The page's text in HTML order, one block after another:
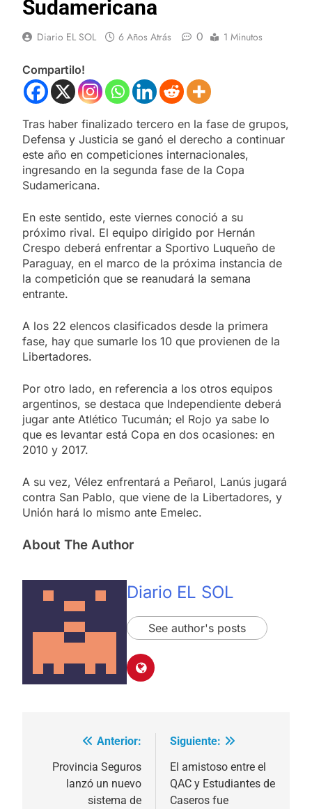
Sudamericana
Diario EL SOL 6 Años Atrás 0 1 Minutos
Compartilo!
Tras haber finalizado tercero en la fase de grupos,
Defensa y Justicia se ganó el derecho a continuar
este año en competiciones internacionales,
ingresando en la segunda fase de la Copa
Sudamericana.
En este sentido, este viernes conoció a su
próximo rival. El equipo dirigido por Hernán
Crespo deberá enfrentar a Sportivo Luqueño de
Paraguay, en el marco de la próxima instancia de
la competición que se reanudará la semana
entrante.
A los 22 elencos clasificados desde la primera
fase, hay que sumarle los 10 que provienen de la
Libertadores.
Por otro lado, en referencia a los otros equipos
argentinos, se destaca que Independiente deberá
jugar ante Atlético Tucumán; el Rojo ya sabe lo
que es levantar está Copa en dos ocasiones: en
2010 y 2017.
A su vez, Vélez enfrentará a Peñarol, Lanús jugará
contra San Pablo, que viene de la Libertadores, y
Unión hará lo mismo ante Emelec.
About The Author
Diario EL SOL
See author's posts
Navegación
de
entradas
Anterior:
Provincia Seguros
lanzó un nuevo
sistema de
Siguiente:
El amistoso entre el
QAC y Estudiantes de
Caseros fue